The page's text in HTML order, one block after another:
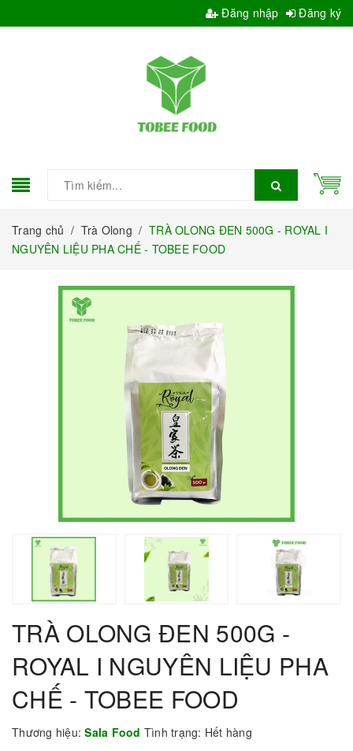
Đăng nhập Đăng ký
Trang chủ / Trà Olong / TRÀ OLONG ĐEN 500G - ROYAL I
NGUYÊN LIỆU PHA CHẾ - TOBEE FOOD
TRÀ OLONG ĐEN 500G -
ROYAL I NGUYÊN LIỆU PHA
CHẾ - TOBEE FOOD
Thương hiệu: Sala Food Tình trạng: Hết hàng